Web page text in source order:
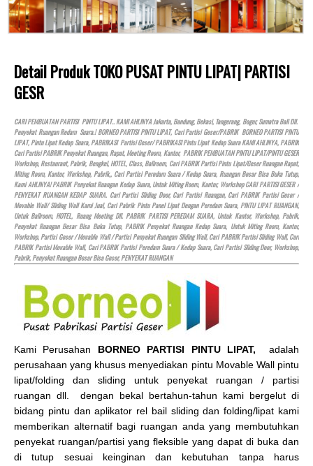
Detail Produk TOKO PUSAT PINTU LIPAT| PARTISI
GESR
CARI PEMBUATAN PARTISI PINTU LIPAT.. KAMI AHLINYA Jakarta, Bandung, Bekasi, Tangerang, Bogor, Sumatra Bali Dll.
Penyekat Ruangan Redam Suara.! BORNEO PARTISI PINTU LIPAT, Cari Partisi Geser/PABRIK BORNEO PARTISI PINTU
LIPAT, Pintu Lipat Kedap Suara, PABRIKASI Partisi Geser/ PABRIKASI Pintu Lipat Kedap Suara KAMI AHLINYA, PABRIK
Cari Partisi PABRIK Penyekat Ruangan, Rapat, Meeting Room, Kantor, PABRIK PEMBUATAN PINTU LIPAT/PINTU GESER
Workshop, Restaurant, Pabrik, Bengkel,HOTEL, Class, Ballroom, Cari PABRIK Partisi Pintu Lipat/Geser Ruangan Rapat,
Miting Room, Kantor, Workshop, Pabrik,, Cari Partisi Peredam Suara / Kedap Suara, Ruangan Besar Bisa Buka Tutup,
Kami AHLINYA! PABRIK Penyekat Ruangan Kedap Suara, Untuk Miting Room, Kantor, Workshop CARI PARTISI GESER /
PENYEKAT RUANGAN KEDAP SUARA. Cari Partisi Sliding Door, Cari Partisi Ruangan, Cari PABRIK Partisi Geser /
Movable Wall/ Sliding Wall Kami Jual, Cari Pabrik Pintu Panel Lipat Dengan Peredam Suara, PINTU LIPAT RUANGAN,
Untuk Ballroom,HOTEL, Ruang Meeting Dll. PABRIK PARTISI PEREDAM SUARA, Untuk Kantor, Workshop, Pabrik,
Penyekat Ruangan Besar Bisa Buka Tutup, PABRIK Penyekat Ruangan Kedap Suara, Untuk Miting Room, Kantor,
Workshop, Partisi Geser / Movable Wall / Partisi Penyekat Ruangan Sliding Wall, Cari PABRIK Partisi Sliding Wall, Cari
PABRIK Partisi Movable Wall, Cari PABRIK Partisi Peredam Suara / Kedap Suara, Cari Partisi Sliding Door, Workshop,
Pabrik, Penyekat Ruangan Besar Bisa Geser, PENYEKAT RUANGAN
Kami Perusahan BORNEO PARTISI PINTU LIPAT, adalah
perusahaan yang khusus menyediakan pintu Movable Wall pintu
lipat/folding dan sliding untuk penyekat ruangan / partisi
ruangan dll. dengan bekal bertahun-tahun kami bergelut di
bidang pintu dan aplikator rel bail sliding dan folding/lipat kami
memberikan alternatif bagi ruangan anda yang membutuhkan
penyekat ruangan/partisi yang fleksible yang dapat di buka dan
di tutup sesuai keinginan dan kebutuhan tanpa harus